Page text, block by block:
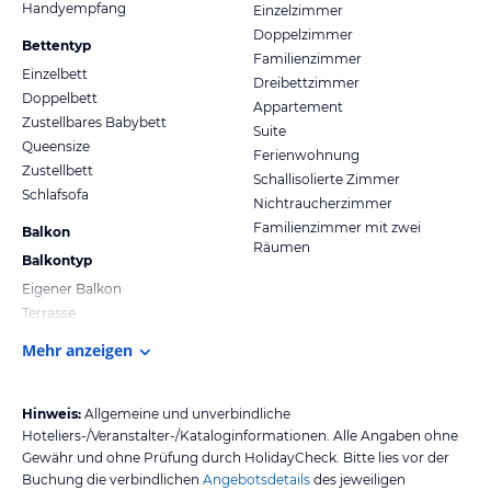
Tiroler Familienskigebiet
gratis WLAN an 20 Hotzones im Skigebiet
3 x pro Woche wird am Reither Kogel Nachtskilauf mit einer
modernen Flutlichtanlage angeboten
Winterwandern & Schneeschuhwandern
Abseits der Skipisten findet man im Alpbachtal zahlreiche
Möglichkeiten, um auf geräumten sowie markierten Wegen die
herrliche Winterlandschaft und die bezaubernde Natur zu
genießen. Auch für Kinderwägen sind einige Winterwanderwege
gut geeignet.
Skitouren
Inneralpbach ist ein wahres Paradies für Skitourengeher. Hier
anstrengendere Routen wie z. B. auf den höchsten Berg vom Bezirk
Kufstein, den Großen Galtenberg (2.424 m).
Langlaufen
Handyempfang
Bettentyp
Einzelbett
Doppelbett
Zustellbares Babybett
Queensize
Zustellbett
Schlafsofa
Balkon
Balkontyp
Eigener Balkon
Terrasse
Einzelzimmer
Doppelzimmer
Familienzimmer
Dreibettzimmer
Appartement
Suite
Ferienwohnung
Schallisolierte Zimmer
Nichtraucherzimmer
Familienzimmer mit zwei
Räumen
Mehr anzeigen
Hinweis: Allgemeine und unverbindliche
Hoteliers-/Veranstalter-/Kataloginformationen. Alle Angaben ohne
Gewähr und ohne Prüfung durch HolidayCheck. Bitte lies vor der
Buchung die verbindlichen Angebotsdetails des jeweiligen